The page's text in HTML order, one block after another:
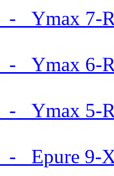
Ymax 7-
Ymax 6-
Ymax 5-
- Epure 9-